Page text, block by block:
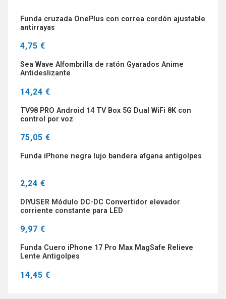
Funda cruzada OnePlus con correa cordón ajustable
antirrayas
4,75 €
Sea Wave Alfombrilla de ratón Gyarados Anime
Antideslizante
14,24 €
TV98 PRO Android 14 TV Box 5G Dual WiFi 8K con
control por voz
75,05 €
Funda iPhone negra lujo bandera afgana antigolpes
2,24 €
DIYUSER Módulo DC-DC Convertidor elevador
corriente constante para LED
9,97 €
Funda Cuero iPhone 17 Pro Max MagSafe Relieve
Lente Antigolpes
14,45 €